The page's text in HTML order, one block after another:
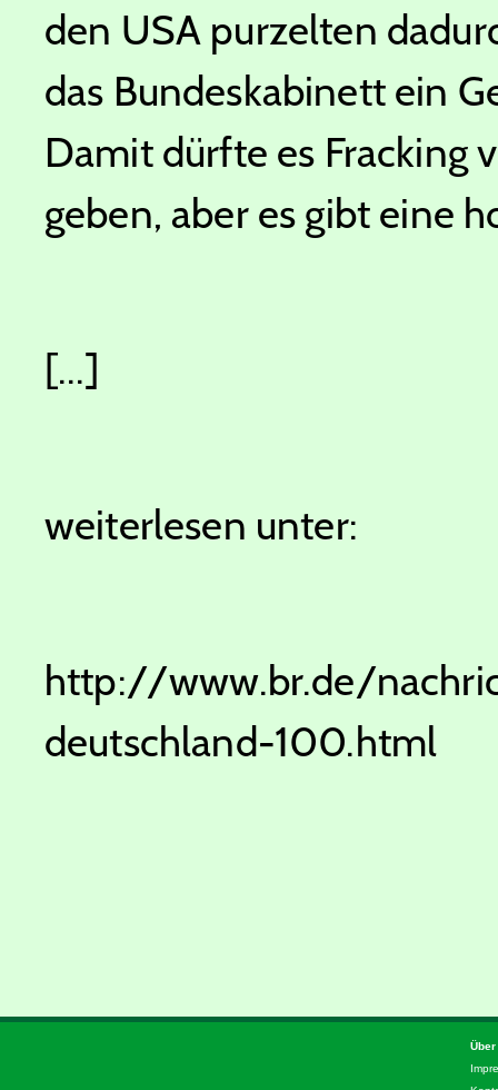
den USA purzelten
das Bundeskabinett ein
Damit dürfte es Fracking
geben, aber es gibt eine
[...]
weiterlesen unter:
http://www.br.de/
deutschland-100.html
Über